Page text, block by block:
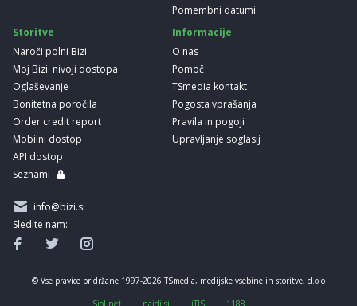
Pomembni datumi
Storitve
Naroči polni Bizi
Moj Bizi: nivoji dostopa
Oglaševanje
Bonitetna poročila
Order credit report
Mobilni dostop
API dostop
Seznami
Informacije
O nas
Pomoč
TSmedia kontakt
Pogosta vprašanja
Pravila in pogoji
Upravljanje soglasij
info@bizi.si
Sledite nam:
© Vse pravice pridržane 1997-2026 TSmedia, medijske vsebine in storitve, d.o.o
Siol.net najdi.si iTIS 1188